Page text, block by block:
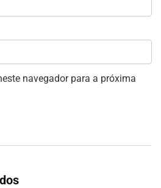
navegador para a próxima